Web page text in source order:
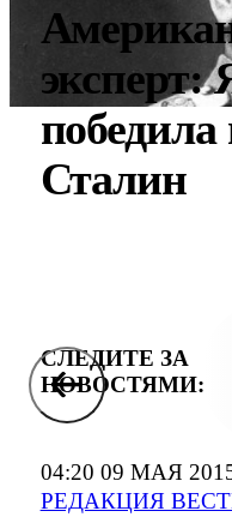
04:20 09 МАЯ
РЕДАКЦИЯ
победила
Сталин
СЛЕДИТЕ ЗА
НОВОСТЯМИ: